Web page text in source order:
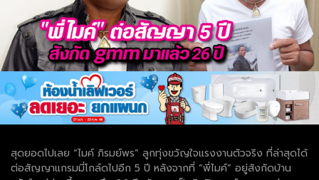
สุดยอดไปเลย “ไมค์ ภิรมย์พร” ลูกทุ่งขวัญใจแรงงานตัวจริง ที่ล่าสุดได้
ต่อสัญญาแกรมมี่โกล์ดไปอีก 5 ปี หลังจากที่ “พี่ไมค์” อยู่สังกัดบ้าน